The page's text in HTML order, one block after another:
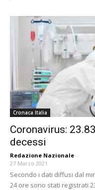
Cronaca Italia
Coronavirus:
decessi
Redazione Nazionale -
27 Marzo 2021
Secondo i dati diffusi dal
24 ore sono stati registrati